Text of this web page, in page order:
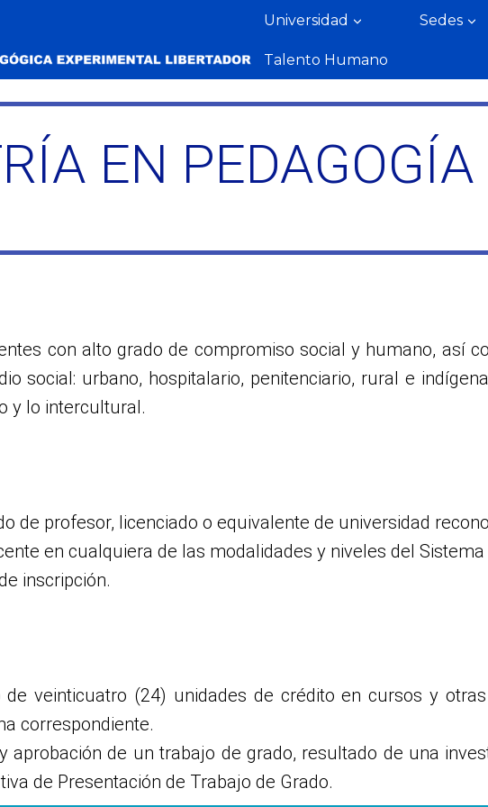
Universidad Sedes
Talento Humano
EN
con alto grado de compromiso social y humano, así
social: urbano, hospitalario, penitenciario, rural e
y lo intercultural.
de profesor, licenciado o equivalente de universidad
en cualquiera de las modalidades y niveles del
inscripción.
veinticuatro (24) unidades de crédito en cursos y
correspondiente.
aprobación de un trabajo de grado, resultado de una
de Presentación de Trabajo de Grado.